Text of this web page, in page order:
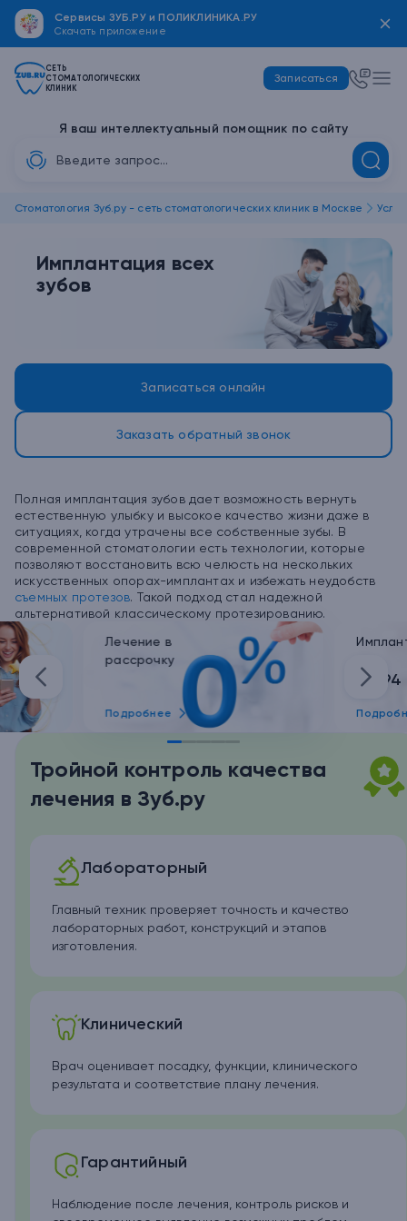
Сервисы ЗУБ.РУ и ПОЛИКЛИНИКА.РУ
Скачать приложение
СЕТЬ
СТОМАТОЛОГИЧЕСКИХ
КЛИНИК
Записаться
Я ваш интеллектуальный помощник по сайту
Стоматология Зуб.ру - сеть стоматологических клиник в Москве
Имплантация всех
зубов
Записаться онлайн
Заказать обратный звонок
Полная имплантация зубов дает возможность вернуть
естественную улыбку и высокое качество жизни даже в
ситуациях, когда утрачены все собственные зубы. В
современной стоматологии есть технологии, которые
позволяют восстановить всю челюсть на нескольких
искусственных опорах-имплантах и избежать неудобств
съемных протезов. Такой подход стал надежной
альтернативой классическому протезированию.
Лечение в
рассрочку
Подробнее
от
Тройной контроль качества
лечения в Зуб.ру
Лабораторный
Главный техник проверяет точность и качество
лабораторных работ, конструкций и этапов
изготовления.
Клинический
Врач оценивает посадку, функции, клинического
результата и соответствие плану лечения.
Гарантийный
Наблюдение после лечения, контроль рисков и